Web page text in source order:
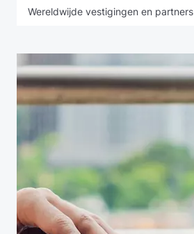
Wereldwijde vestigingen en partners